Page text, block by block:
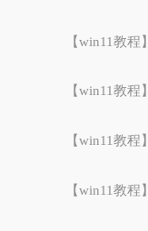
【win11教程】
【win11教程】
【win11教程】
【win11教程】